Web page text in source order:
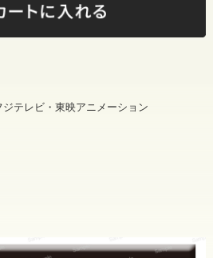
ジテレビ・東映アニメーション